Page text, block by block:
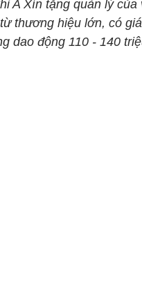
A Xìn tặng quản lý của
thương hiệu lớn, có
dao động 110 - 140